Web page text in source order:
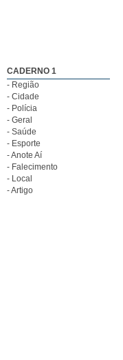
CADERNO 1
- Região
- Cidade
- Polícia
- Geral
- Saúde
- Esporte
- Anote Aí
- Falecimento
- Local
- Artigo